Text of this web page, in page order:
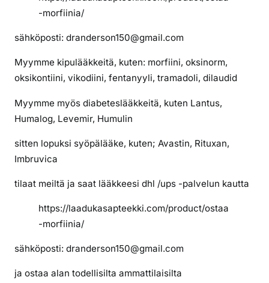
n
-morfiinia/
sähköposti: dranderson150@gmail.com
Myymme kipulääkkeitä, kuten: morfiini, oksinorm,
oksikontiini, vikodiini, fentanyyli, tramadoli, dilaudid
Myymme myös diabeteslääkkeitä, kuten Lantus,
Humalog, Levemir, Humulin
sitten lopuksi syöpälääke, kuten; Avastin, Rituxan,
Imbruvica
tilaat meiltä ja saat lääkkeesi dhl /ups -palvelun kautta
https://laadukasapteekki.com/product/ostaa
-morfiinia/
sähköposti: dranderson150@gmail.com
ja ostaa alan todellisilta ammattilaisilta